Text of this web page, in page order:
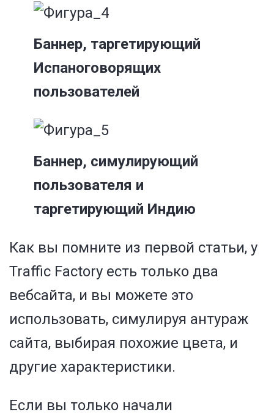
Баннер, таргетирующий
Испаноговорящих
пользователей
Баннер, симулирующий
пользователя и
таргетирующий Индию
Как вы помните из первой статьи, у
Traffic Factory есть только два
вебсайта, и вы можете это
использовать, симулируя антураж
сайта, выбирая похожие цвета, и
другие характеристики.
Если вы только начали